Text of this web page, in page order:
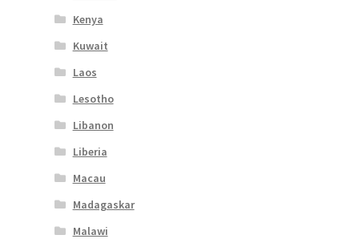
Kenya
Kuwait
Laos
Lesotho
Libanon
Liberia
Macau
Madagaskar
Malawi